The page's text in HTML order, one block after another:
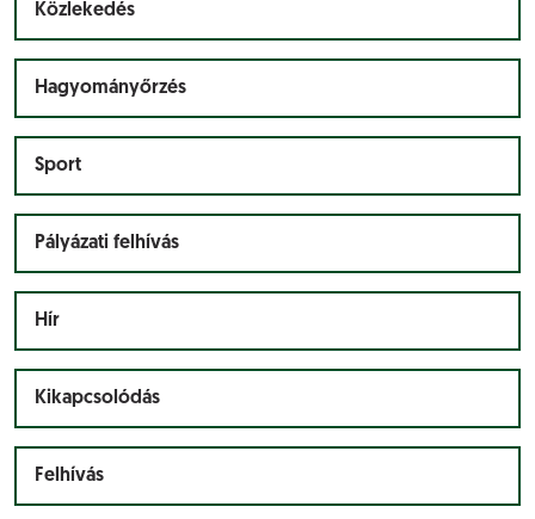
Közlekedés
Hagyományőrzés
Sport
Pályázati felhívás
Hír
Kikapcsolódás
Felhívás